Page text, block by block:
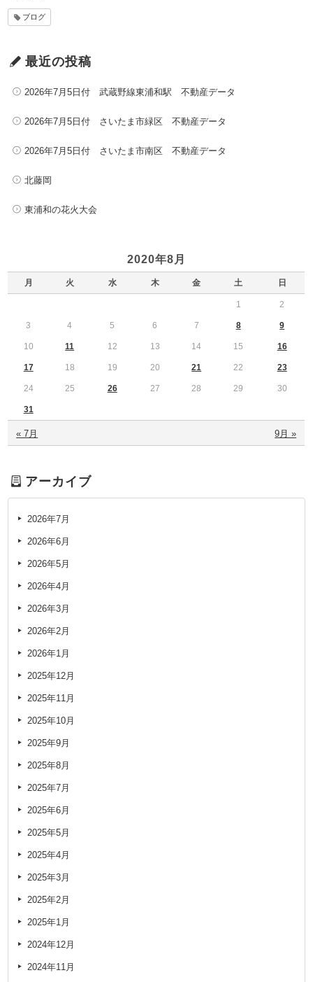
ブログ
最近の投稿
2026年7月5日付 武蔵野線東浦和駅 不動産データ
2026年7月5日付 さいたま市緑区 不動産データ
2026年7月5日付 さいたま市南区 不動産データ
北藤岡
東浦和の花火大会
2020年8月
月 火 水 木 金 土 日
« 7月 9月 »
1 2
3 4 5 6 7 8 9
10 11 12 13 14 15 16
17 18 19 20 21 22 23
24 25 26 27 28 29 30
31
アーカイブ
2026年7月
2026年6月
2026年5月
2026年4月
2026年3月
2026年2月
2026年1月
2025年12月
2025年11月
2025年10月
2025年9月
2025年8月
2025年7月
2025年6月
2025年5月
2025年4月
2025年3月
2025年2月
2025年1月
2024年12月
2024年11月